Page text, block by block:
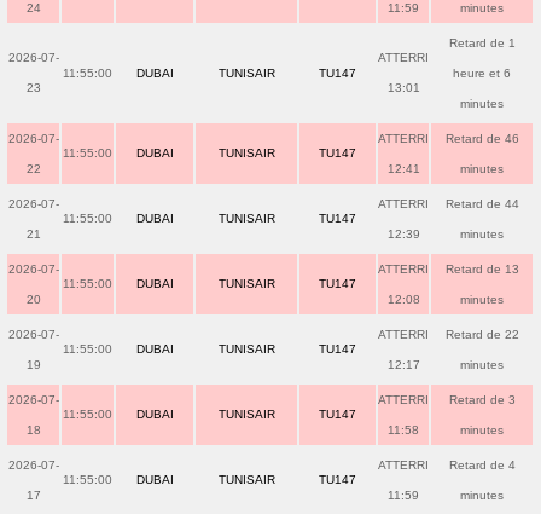
24 11:59 minutes
2026-07-
23
11:55:00 DUBAI TUNISAIR TU147
ATTERRI
13:01
Retard de 1
heure et 6
minutes
2026-07-
22
11:55:00 DUBAI TUNISAIR TU147
ATTERRI
12:41
Retard de 46
minutes
2026-07-
21
11:55:00 DUBAI TUNISAIR TU147
ATTERRI
12:39
Retard de 44
minutes
2026-07-
20
11:55:00 DUBAI TUNISAIR TU147
ATTERRI
12:08
Retard de 13
minutes
2026-07-
19
11:55:00 DUBAI TUNISAIR TU147
ATTERRI
12:17
Retard de 22
minutes
2026-07-
18
11:55:00 DUBAI TUNISAIR TU147
ATTERRI
11:58
Retard de 3
minutes
2026-07-
17
11:55:00 DUBAI TUNISAIR TU147
ATTERRI
11:59
Retard de 4
minutes